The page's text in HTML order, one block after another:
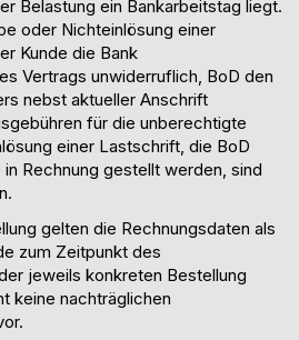
Belastung ein Bankarbeitstag liegt.
oder Nichteinlösung einer
Kunde die Bank
Vertrags unwiderruflich, BoD den
nebst aktueller Anschrift
für die unberechtigte
einer Lastschrift, die BoD
Rechnung gestellt werden, sind
gelten die Rechnungsdaten als
zum Zeitpunkt des
jeweils konkreten Bestellung
keine nachträglichen